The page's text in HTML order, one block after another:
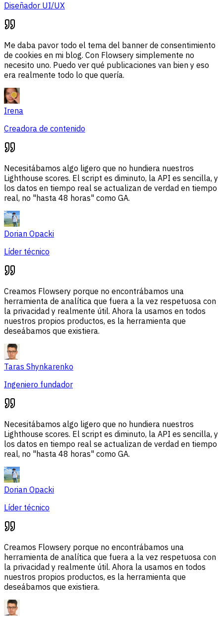
Diseñador UI/UX
Me daba pavor todo el tema del banner de consentimiento
de cookies en mi blog. Con Flowsery simplemente no
necesito uno. Puedo ver qué publicaciones van bien y eso
era realmente todo lo que quería.
Irena
Creadora de contenido
Necesitábamos algo ligero que no hundiera nuestros
Lighthouse scores. El script es diminuto, la API es sencilla, y
los datos en tiempo real se actualizan de verdad en tiempo
real, no "hasta 48 horas" como GA.
Dorian Opacki
Líder técnico
Creamos Flowsery porque no encontrábamos una
herramienta de analítica que fuera a la vez respetuosa con
la privacidad y realmente útil. Ahora la usamos en todos
nuestros propios productos, es la herramienta que
deseábamos que existiera.
Taras Shynkarenko
Ingeniero fundador
Necesitábamos algo ligero que no hundiera nuestros
Lighthouse scores. El script es diminuto, la API es sencilla, y
los datos en tiempo real se actualizan de verdad en tiempo
real, no "hasta 48 horas" como GA.
Dorian Opacki
Líder técnico
Creamos Flowsery porque no encontrábamos una
herramienta de analítica que fuera a la vez respetuosa con
la privacidad y realmente útil. Ahora la usamos en todos
nuestros propios productos, es la herramienta que
deseábamos que existiera.